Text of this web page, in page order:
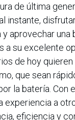
de última
instante,
aprovechar una
a su excelente
de hoy
que sean
la batería. Con
experiencia a
eficiencia y